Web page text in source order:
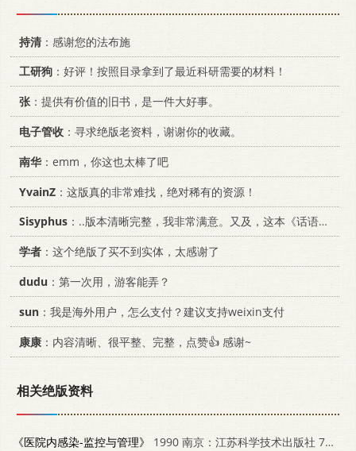
持清：感谢您的法布施
工研狗 ：好评！按照目录拿到了最近科研需要的材料！
张：提供有价值的旧书，是一件大好事。
电子管收 ：寻求绝版老资料，谢谢你的收藏。
南华：emm，你这也太棒了吧
YvainZ ：这版真的非常难找，绝对稀有的资源！
Sisyphus ：..版本清晰完整，我非常满意。又及，这本《话语的真相》...
学者 ：这个绝版了买不到实体，太感谢了
dudu ：第一次用，游客能弄？
sun ：我是海外用户，怎么支付？建议支持weixin支付
康康 ：内容清晰、很平整、完整，点赞👍 感谢~
相关绝版资料
《医院内感染-监控与管理》
1990 南京：江苏科学技术出版社 7534510848